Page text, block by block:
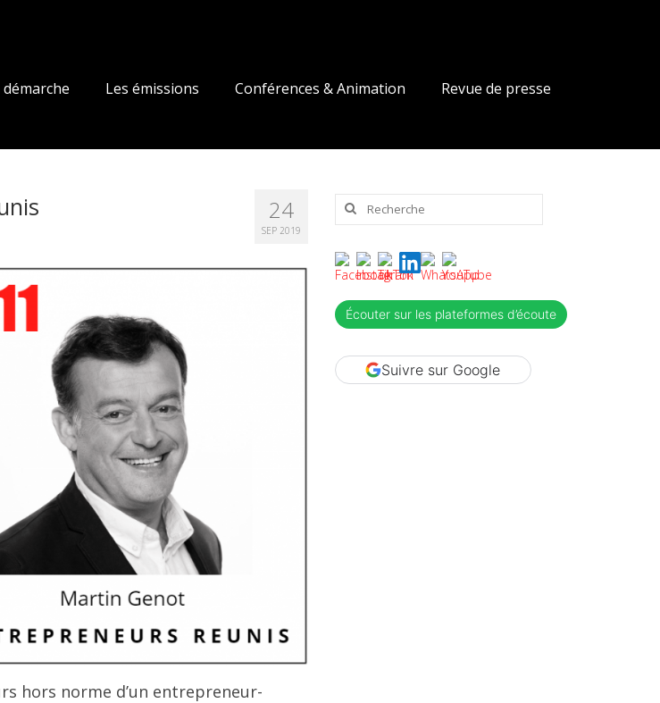
démarche Les émissions Conférences & Animation Revue de presse
24
SEP 2019
hors norme d’un entrepreneur-
Rechercher
Écouter sur les plateformes d’écoute
Suivre sur Google